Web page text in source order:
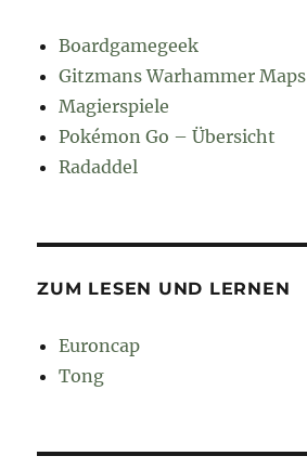
Boardgamegeek
Gitzmans Warhammer Maps
Magierspiele
Pokémon Go – Übersicht
Radaddel
ZUM LESEN UND LERNEN
Euroncap
Tong